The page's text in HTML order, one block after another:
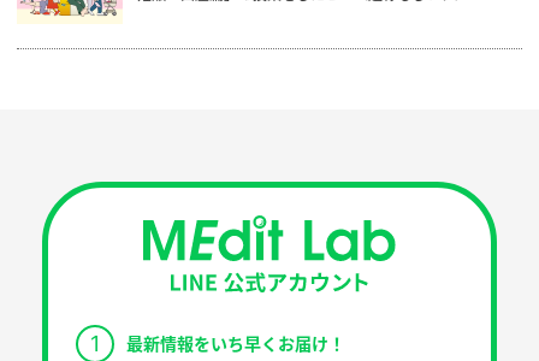
1 最新情報をいち早くお届け！